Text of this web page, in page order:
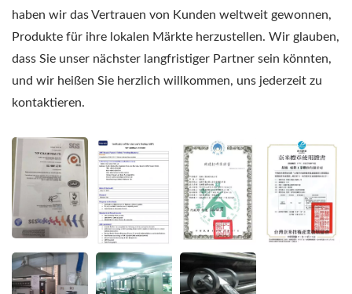
haben wir das Vertrauen von Kunden weltweit gewonnen,
Produkte für ihre lokalen Märkte herzustellen. Wir glauben,
dass Sie unser nächster langfristiger Partner sein könnten,
und wir heißen Sie herzlich willkommen, uns jederzeit zu
kontaktieren.